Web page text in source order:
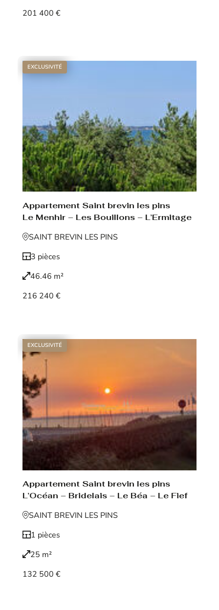
201 400 €
EXCLUSIVITÉ
Appartement Saint brevin les pins
Le Menhir – Les Bouillons – L’Ermitage
SAINT BREVIN LES PINS
3 pièces
46.46 m²
216 240 €
EXCLUSIVITÉ
Appartement Saint brevin les pins
L’Océan – Bridelais – Le Béa – Le Fief
SAINT BREVIN LES PINS
1 pièces
25 m²
132 500 €